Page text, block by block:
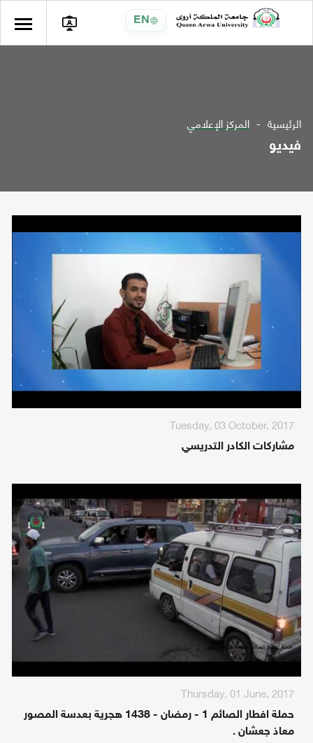
EN
الرئيسية المركز الإعلامي
فيديو
Tuesday, 03 October, 2017
مشاركات الكادر التدريسي
Thursday, 01 June, 2017
حملة افطار الصائم 1 - رمضان - 1438 هجرية بعدسة المصور
معاذ جعشان .